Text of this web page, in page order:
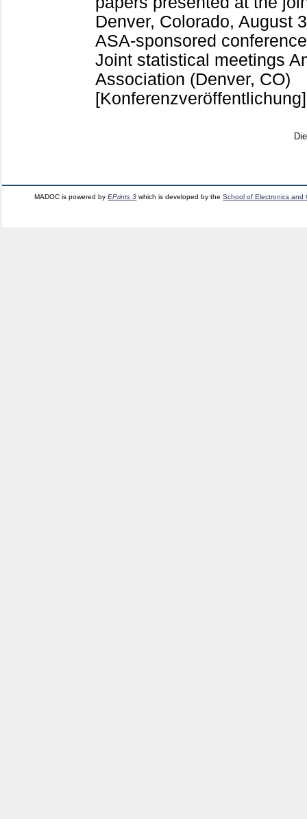
Denver, Colorado, August
ASA-sponsored
Joint statistical meetings
Association (Denver, CO)
[Konferenzveröffentlichung]
MADOC is powered byEPrints 3 which is developed by theSchool of Electronics and